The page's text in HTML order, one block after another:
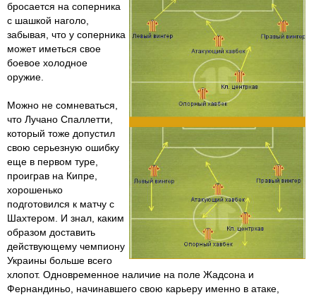
бросается на соперника
с шашкой наголо,
забывая, что у соперника
может иметься свое
боевое холодное
оружие.
Можно не сомневаться,
что Лучано Спаллетти,
который тоже допустил
свою серьезную ошибку
еще в первом туре,
проиграв на Кипре,
хорошенько
подготовился к матчу с
Шахтером. И знал, каким
образом доставить
действующему чемпиону
Украины больше всего
хлопот. Одновременное наличие на поле Жадсона и
Фернандиньо, начинавшего свою карьеру именно в атаке,